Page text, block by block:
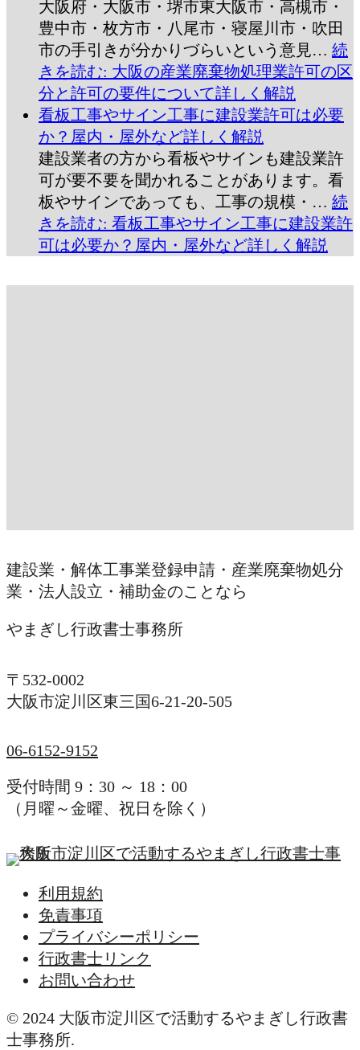
大阪府・大阪市・堺市東大阪市・高槻市・
豊中市・枚方市・八尾市・寝屋川市・吹田
市の手引きが分かりづらいという意見… 続
きを読む: 大阪の産業廃棄物処理業許可の区
分と許可の要件について詳しく解説
看板工事やサイン工事に建設業許可は必要
か？屋内・屋外など詳しく解説
建設業者の方から看板やサインも建設業許
可が要不要を聞かれることがあります。看
板やサインであっても、工事の規模・… 続
きを読む: 看板工事やサイン工事に建設業許
可は必要か？屋内・屋外など詳しく解説
建設業・解体工事業登録申請・産業廃棄物処分
業・法人設立・補助金のことなら
やまぎし行政書士事務所
〒532-0002
大阪市淀川区東三国6-21-20-505
06-6152-9152
受付時間 9：30 ～ 18：00
（月曜～金曜、祝日を除く）
利用規約
免責事項
プライバシーポリシー
行政書士リンク
お問い合わせ
© 2024 大阪市淀川区で活動するやまぎし行政書
士事務所.